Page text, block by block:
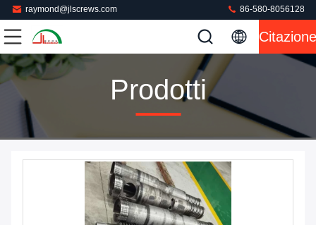
raymond@jlscrews.com 86-580-8056128
Citazione
Prodotti